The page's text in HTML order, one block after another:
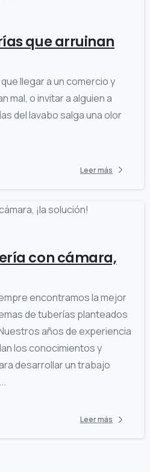
que arruinan
llegar a un comercio y
mal, o invitar a alguien a
del lavabo salga una olor
Leer más
con cámara,
encontramos la mejor
de tuberías planteados
años de experiencia
los conocimientos y
desarrollar un trabajo
Leer más